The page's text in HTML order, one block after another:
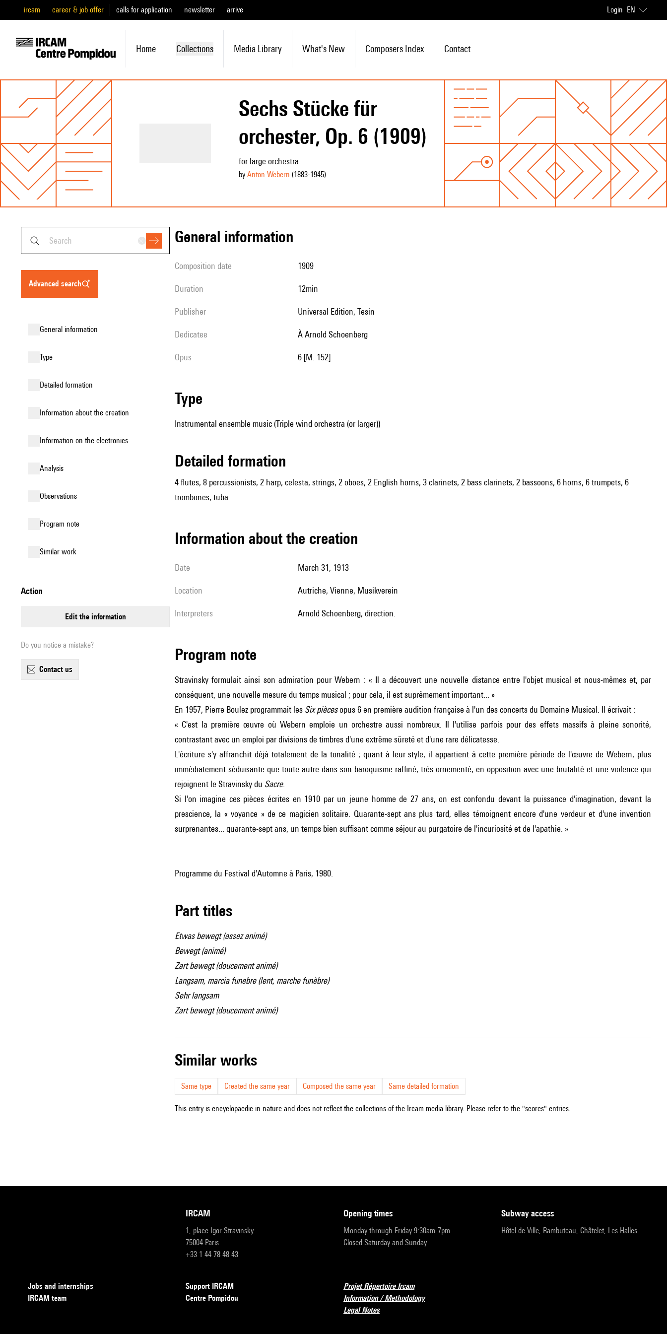
ircam career & job offer calls for application newsletter arrive Login EN
Home Collections Media Library What's New Composers Index Contact
Sechs Stücke für
orchester, Op. 6 (1909)
for large orchestra
by Anton Webern (1883-1945)
advanced search
general information
type
detailed formation
information about the creation
Information on the electronics
analysis
observations
Program note
similar work
action
edit the information
Do you notice a mistake?
contact us
general information
composition date 1909
duration 12min
publisher Universal Edition, Tesin
Dedicatee à Arnold Schoenberg
Opus 6 [M. 152]
type
Instrumental ensemble music (Triple wind orchestra (or larger))
detailed formation
4 flutes, 8 percussionists, 2 harp, celesta, strings, 2 oboes, 2 English horns, 3 clarinets, 2 bass clarinets, 2 bassoons, 6 horns, 6 trumpets, 6
trombones, tuba
information about the creation
date March 31, 1913
location Autriche, Vienne, Musikverein
interpreters Arnold Schoenberg, direction.
Program note
Stravinsky formulait ainsi son admiration pour Webern : « Il a découvert une nouvelle distance entre l'objet musical et nous-mêmes et, par
conséquent, une nouvelle mesure du temps musical ; pour cela, il est suprêmement important... »
En 1957, Pierre Boulez programmait les Six piècesopus 6 en première audition française à l'un des concerts du Domaine Musical. Il écrivait :
« C'est la première œuvre où Webern emploie un orchestre aussi nombreux. Il l'utilise parfois pour des effets massifs à pleine sonorité,
contrastant avec un emploi par divisions de timbres d'une extrême sûreté et d'une rare délicatesse.
L'écriture s'y affranchit déjà totalement de la tonalité ; quant à leur style, il appartient à cette première période de l'œuvre de Webern, plus
immédiatement séduisante que toute autre dans son baroquisme raffiné, très ornementé, en opposition avec une brutalité et une violence qui
rejoignent le Stravinskydu Sacre.
Si l'on imagine ces pièces écrites en 1910 par un jeune homme de 27 ans, on est confondu devant la puissance d'imagination, devant la
prescience, la « voyance » de ce magicien solitaire. Quarante-sept ans plus tard, elles témoignent encore d'une verdeur et d'une invention
surprenantes... quarante-sept ans, un temps bien suffisant comme séjour au purgatoire de l'incuriosité et de l'apathie. »
Programme du Festival d'Automne à Paris, 1980.
Part titles
Etwas bewegt (assez animé)
Bewegt (animé)
Zart bewegt (doucement animé)
Langsam, marcia funebre (lent, marche funèbre)
Sehr langsam
Zart bewegt (doucement animé)
similar works
Same type Created the same year Composed the same year Same detailed formation
This entry is encyclopaedic in nature and does not reflect the collections of the Ircam media library. Please refer to the "scores" entries.
IRCAM
1, place Igor-Stravinsky
75004 Paris
+33 1 44 78 48 43
opening times
Monday through Friday 9:30am-7pm
Closed Saturday and Sunday
subway access
Hôtel de Ville, Rambuteau, Châtelet, Les Halles
Jobs and internships
IRCAM team
Support IRCAM
Centre Pompidou
Projet Répertoire Ircam
Information / Methodology
Legal Notes